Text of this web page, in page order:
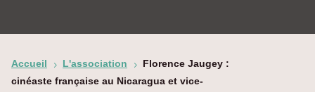
Accueil 5 L'association 5
Florence Jaugey :
cinéaste française au Nicaragua et vice-